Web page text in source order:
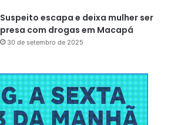
Suspeito escapa e deixa mulher ser
presa com drogas em Macapá
30 de setembro de 2025